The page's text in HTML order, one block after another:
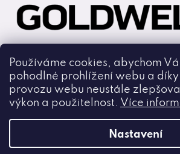
Používáme cookies, abychom
pohodlné prohlížení webu a
provozu webu neustále
výkon a použitelnost. Více
Nastavení
Goldwell
Copyright 2026
Všechna práva